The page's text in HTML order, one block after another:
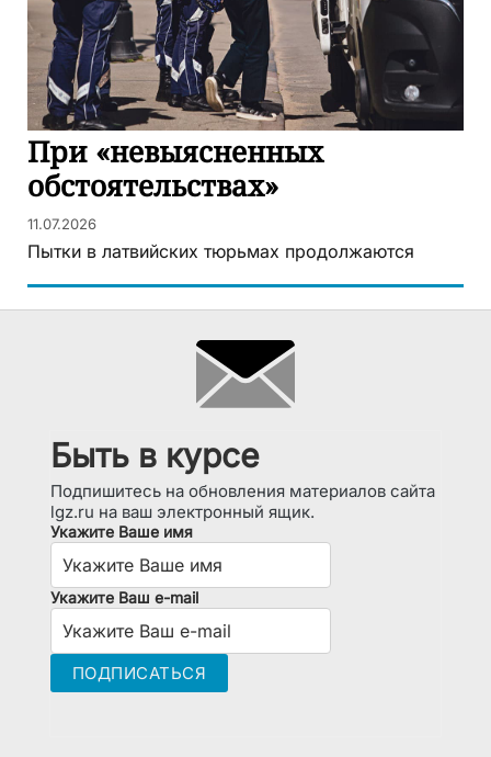
При «невыясненных
обстоятельствах»
11.07.2026
Пытки в латвийских тюрьмах продолжаются
Быть в курсе
Подпишитесь на обновления материалов сайта
lgz.ru на ваш электронный ящик.
Укажите Ваше имя
Укажите Ваш e-mail